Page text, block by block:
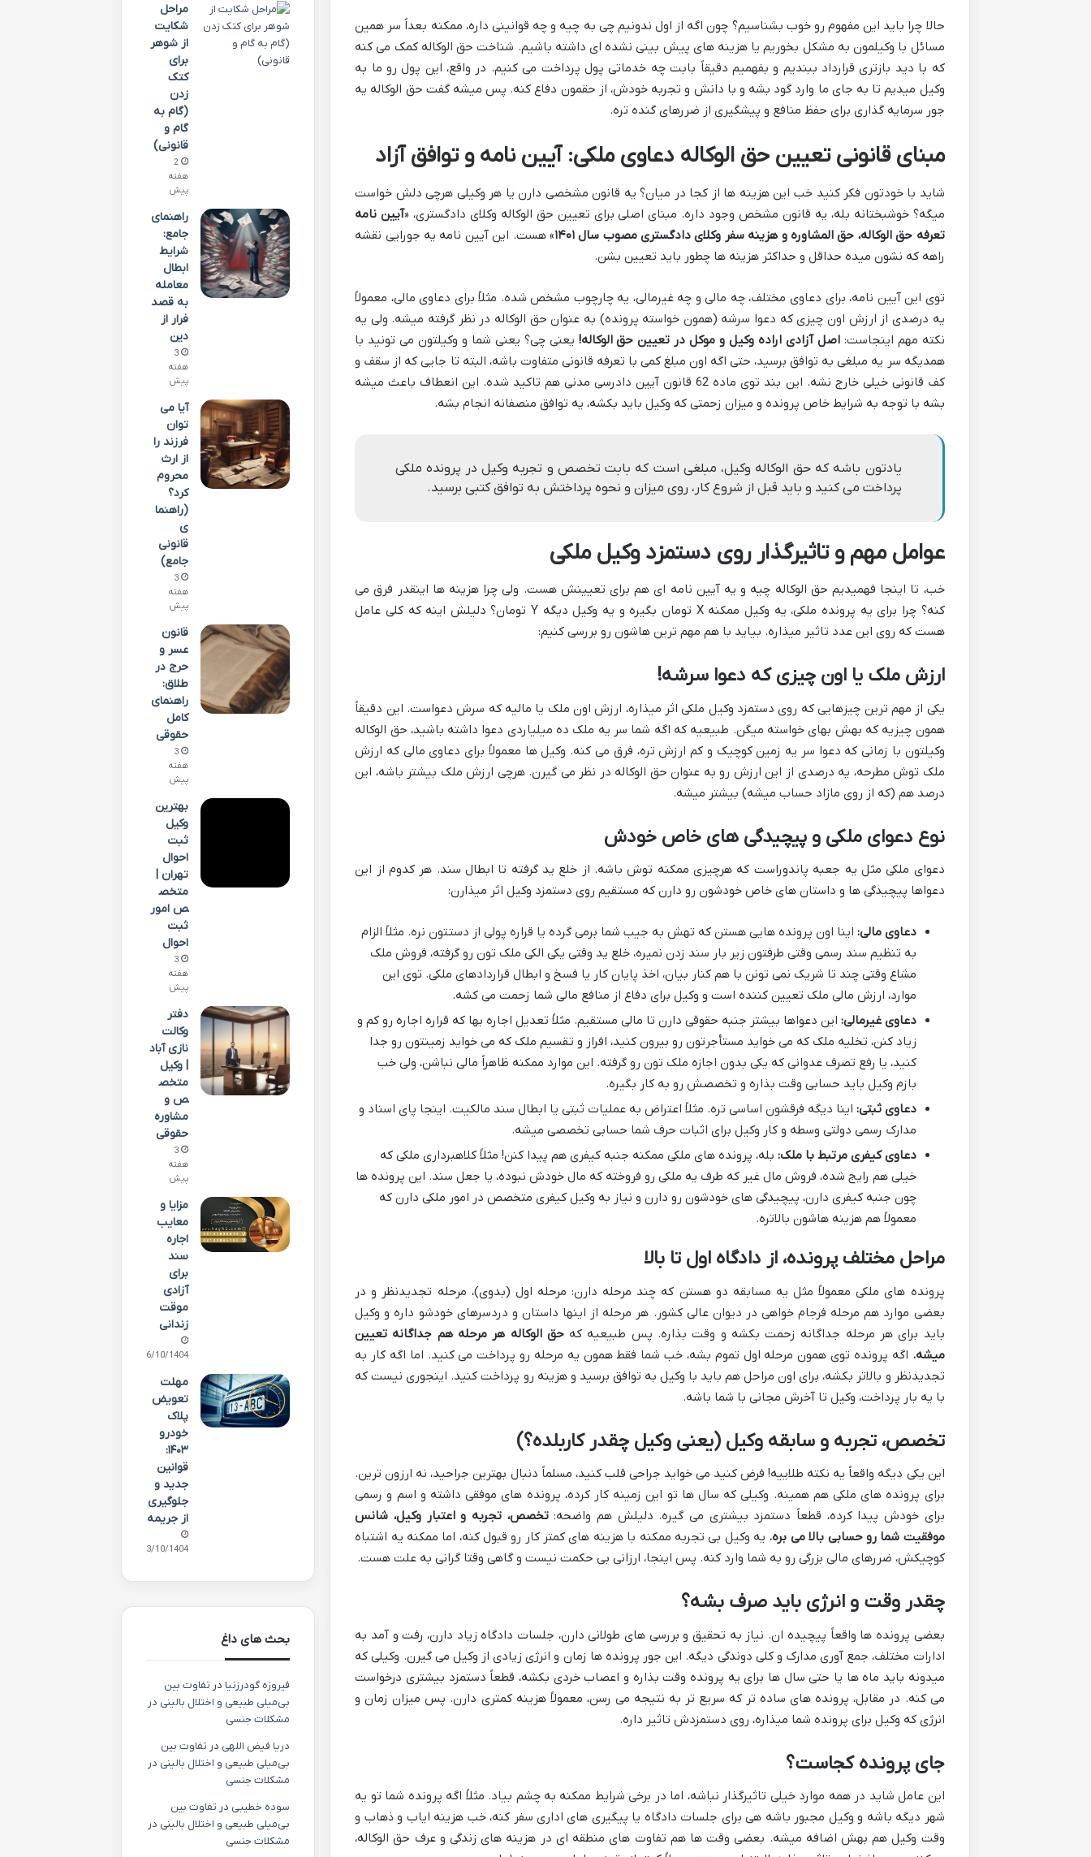
حالا چرا باید این مفهوم رو خوب بشناسیم؟ چون اگه از اول ندونیم چی به چیه و چه قوانینی داره، ممکنه بعداً سر همین
مسائل با وکیلمون به مشکل بخوریم یا هزینه های پیش بینی نشده ای داشته باشیم. شناخت حق الوکاله کمک می کنه
که با دید بازتری قرارداد ببندیم و بفهمیم دقیقاً بابت چه خدماتی پول پرداخت می کنیم. در واقع، این پول رو ما به
وکیل میدیم تا به جای ما وارد گود بشه و با دانش و تجربه خودش، از حقمون دفاع کنه. پس میشه گفت حق الوکاله یه
جور سرمایه گذاری برای حفظ منافع و پیشگیری از ضررهای گنده تره.
مبنای قانونی تعیین حق الوکاله دعاوی ملکی: آیین نامه و توافق آزاد
شاید با خودتون فکر کنید خب این هزینه ها از کجا در میان؟ یه قانون مشخصی دارن یا هر وکیلی هرچی دلش خواست
میگه؟ خوشبختانه بله، یه قانون مشخص وجود داره. مبنای اصلی برای تعیین حق الوکاله وکلای دادگستری، «آیین نامه
تعرفه حق الوکاله، حق المشاوره و هزینه سفر وکلای دادگستری مصوب سال ۱۴۰۱
» هست. این آیین نامه یه جورایی نقشه
راهه که نشون میده حداقل و حداکثر هزینه ها چطور باید تعیین بشن.
توی این آیین نامه، برای دعاوی مختلف، چه مالی و چه غیرمالی، یه چارچوب مشخص شده. مثلاً برای دعاوی مالی، معمولاً
یه درصدی از ارزش اون چیزی که دعوا سرشه (همون خواسته پرونده) به عنوان حق الوکاله در نظر گرفته میشه. ولی یه
نکته مهم اینجاست:اصل آزادی اراده وکیل و موکل در تعیین حق الوکاله! یعنی چی؟ یعنی شما و وکیلتون می تونید با
همدیگه سر یه مبلغی به توافق برسید، حتی اگه اون مبلغ کمی با تعرفه قانونی متفاوت باشه، البته تا جایی که از سقف و
کف قانونی خیلی خارج نشه. این بند توی ماده 62 قانون آیین دادرسی مدنی هم تاکید شده. این انعطاف باعث میشه
بشه با توجه به شرایط خاص پرونده و میزان زحمتی که وکیل باید بکشه، یه توافق منصفانه انجام بشه.
یادتون باشه که حق الوکاله وکیل، مبلغی است که بابت تخصص و تجربه وکیل در پرونده ملکی
پرداخت می کنید و باید قبل از شروع کار، روی میزان و نحوه پرداختش به توافق کتبی برسید.
عوامل مهم و تاثیرگذار روی دستمزد وکیل ملکی
خب، تا اینجا فهمیدیم حق الوکاله چیه و یه آیین نامه ای هم برای تعیینش هست. ولی چرا هزینه ها اینقدر فرق می
کنه؟ چرا برای یه پرونده ملکی، یه وکیل ممکنه X تومان بگیره و یه وکیل دیگه Y تومان؟ دلیلش اینه که کلی عامل
هست که روی این عدد تاثیر میذاره. بیاید با هم مهم ترین هاشون رو بررسی کنیم:
ارزش ملک یا اون چیزی که دعوا سرشه!
یکی از مهم ترین چیزهایی که روی دستمزد وکیل ملکی اثر میذاره، ارزش اون ملک یا مالیه که سرش دعواست. این دقیقاً
همون چیزیه که بهش بهای خواسته میگن. طبیعیه که اگه شما سر یه ملک ده میلیاردی دعوا داشته باشید، حق الوکاله
وکیلتون با زمانی که دعوا سر یه زمین کوچیک و کم ارزش تره، فرق می کنه. وکیل ها معمولاً برای دعاوی مالی که ارزش
ملک توش مطرحه، یه درصدی از این ارزش رو به عنوان حق الوکاله در نظر می گیرن. هرچی ارزش ملک بیشتر باشه، این
درصد هم (که از روی مازاد حساب میشه) بیشتر میشه.
نوع دعوای ملکی و پیچیدگی های خاص خودش
دعوای ملکی مثل یه جعبه پاندوراست که هرچیزی ممکنه توش باشه. از خلع ید گرفته تا ابطال سند. هر کدوم از این
دعواها پیچیدگی ها و داستان های خاص خودشون رو دارن که مستقیم روی دستمزد وکیل اثر میذارن:
دعاوی مالی: اینا اون پرونده هایی هستن که تهش به جیب شما برمی گرده یا قراره پولی از دستتون نره. مثلاً الزام
به تنظیم سند رسمی وقتی طرفتون زیر بار سند زدن نمیره، خلع ید وقتی یکی الکی ملک تون رو گرفته، فروش ملک
مشاع وقتی چند تا شریک نمی تونن با هم کنار بیان، اخذ پایان کار یا فسخ و ابطال قراردادهای ملکی. توی این
موارد، ارزش مالی ملک تعیین کننده است و وکیل برای دفاع از منافع مالی شما زحمت می کشه.
دعاوی غیرمالی: این دعواها بیشتر جنبه حقوقی دارن تا مالی مستقیم. مثلاً تعدیل اجاره بها که قراره اجاره رو کم و
زیاد کنن، تخلیه ملک که می خواید مستأجرتون رو بیرون کنید، افراز و تقسیم ملک که می خواید زمینتون رو جدا
کنید، یا رفع تصرف عدوانی که یکی بدون اجازه ملک تون رو گرفته. این موارد ممکنه ظاهراً مالی نباشن، ولی خب
بازم وکیل باید حسابی وقت بذاره و تخصصش رو به کار بگیره.
دعاوی ثبتی: اینا دیگه فرقشون اساسی تره. مثلاً اعتراض به عملیات ثبتی یا ابطال سند مالکیت. اینجا پای اسناد و
مدارک رسمی دولتی وسطه و کار وکیل برای اثبات حرف شما حسابی تخصصی میشه.
دعاوی کیفری مرتبط با ملک: بله، پرونده های ملکی ممکنه جنبه کیفری هم پیدا کنن! مثلاً کلاهبرداری ملکی که
خیلی هم رایج شده، فروش مال غیر که طرف یه ملکی رو فروخته که مال خودش نبوده، یا جعل سند. این پرونده ها
چون جنبه کیفری دارن، پیچیدگی های خودشون رو دارن و نیاز به وکیل کیفری متخصص در امور ملکی دارن که
معمولاً هم هزینه هاشون بالاتره.
مراحل مختلف پرونده، از دادگاه اول تا بالا
پرونده های ملکی معمولاً مثل یه مسابقه دو هستن که چند مرحله دارن: مرحله اول (بدوی)، مرحله تجدیدنظر و در
بعضی موارد هم مرحله فرجام خواهی در دیوان عالی کشور. هر مرحله از اینها داستان و دردسرهای خودشو داره و وکیل
باید برای هر مرحله جداگانه زحمت بکشه و وقت بذاره. پس طبیعیه کهحق الوکاله هر مرحله هم جداگانه تعیین
میشه. اگه پرونده توی همون مرحله اول تموم بشه، خب شما فقط همون یه مرحله رو پرداخت می کنید. اما اگه کار به
تجدیدنظر و بالاتر بکشه، برای اون مراحل هم باید با وکیل به توافق برسید و هزینه رو پرداخت کنید. اینجوری نیست که
با یه بار پرداخت، وکیل تا آخرش مجانی با شما باشه.
تخصص، تجربه و سابقه وکیل (یعنی وکیل چقدر کاربلده؟)
این یکی دیگه واقعاً یه نکته طلاییه! فرض کنید می خواید جراحی قلب کنید، مسلماً دنبال بهترین جراحید، نه ارزون ترین.
برای پرونده های ملکی هم همینه. وکیلی که سال ها تو این زمینه کار کرده، پرونده های موفقی داشته و اسم و رسمی
برای خودش پیدا کرده، قطعاً دستمزد بیشتری می گیره. دلیلش هم واضحه:تخصص، تجربه و اعتبار وکیل، شانس
موفقیت شما رو حسابی بالا می بره. یه وکیل بی تجربه ممکنه با هزینه های کمتر کار رو قبول کنه، اما ممکنه یه اشتباه
کوچیکش، ضررهای مالی بزرگی رو به شما وارد کنه. پس اینجا، ارزانی بی حکمت نیست و گاهی وقتا گرانی به علت هست.
چقدر وقت و انرژی باید صرف بشه؟
بعضی پرونده ها واقعاً پیچیده ان. نیاز به تحقیق و بررسی های طولانی دارن، جلسات دادگاه زیاد دارن، رفت و آمد به
ادارات مختلف، جمع آوری مدارک و کلی دوندگی دیگه. این جور پرونده ها زمان و انرژی زیادی از وکیل می گیرن. وکیلی که
میدونه باید ماه ها یا حتی سال ها برای یه پرونده وقت بذاره و اعصاب خردی بکشه، قطعاً دستمزد بیشتری درخواست
می کنه. در مقابل، پرونده های ساده تر که سریع تر به نتیجه می رسن، معمولاً هزینه کمتری دارن. پس میزان زمان و
انرژی که وکیل برای پرونده شما میذاره، روی دستمزدش تاثیر داره.
جای پرونده کجاست؟
این عامل شاید در همه موارد خیلی تاثیرگذار نباشه، اما در برخی شرایط ممکنه به چشم بیاد. مثلاً اگه پرونده شما تو یه
شهر دیگه باشه و وکیل مجبور باشه هی برای جلسات دادگاه یا پیگیری های اداری سفر کنه، خب هزینه ایاب و ذهاب و
وقت وکیل هم بهش اضافه میشه. بعضی وقت ها هم تفاوت های منطقه ای در هزینه های زندگی و عرف حق الوکاله،
مراحل
شکایت
از شوهر
برای
کتک
زدن
(گام به
گام و
قانونی)
2
هفته
پیش
راهنمای
جامع:
شرایط
ابطال
معامله
به قصد
فرار از
دین
3
هفته
پیش
آیا می
توان
فرزند را
از ارث
محروم
کرد؟
(راهنما
ی
قانونی
جامع)
3
هفته
پیش
قانون
عسر و
حرج در
طلاق:
راهنمای
کامل
حقوقی
3
هفته
پیش
بهترین
وکیل
ثبت
احوال
تهران |
متخص
ص امور
ثبت
احوال
3
هفته
پیش
دفتر
وکالت
نازی آباد
| وکیل
متخص
ص و
مشاوره
حقوقی
3
هفته
پیش
مزایا و
معایب
اجاره
سند
برای
آزادی
موقت
زندانی
06/10/1404
مهلت
تعویض
پلاک
خودرو
۱۴۰۳:
قوانین
جدید و
جلوگیری
از جریمه
03/10/1404
بحث های داغ
فیروزه گودرزنیا در تفاوت بین
بی‌میلی طبیعی و اختلال بالینی در
مشکلات جنسی
دریا فیض اللهی در تفاوت بین
بی‌میلی طبیعی و اختلال بالینی در
مشکلات جنسی
سوده خطیبی در تفاوت بین
بی‌میلی طبیعی و اختلال بالینی در
مشکلات جنسی